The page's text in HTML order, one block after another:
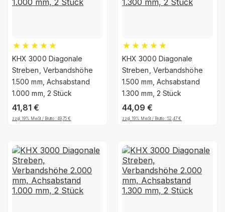
KHX 3000 Diagonale
Streben, Verbandshöhe
1.500 mm, Achsabstand
1.000 mm, 2 Stück
41,81€
zzgl. 19% MwSt / Brutto :49,75€
KHX 3000 Diagonale
Streben, Verbandshöhe
1.500 mm, Achsabstand
1.300 mm, 2 Stück
44,09€
zzgl. 19% MwSt / Brutto :52,47€